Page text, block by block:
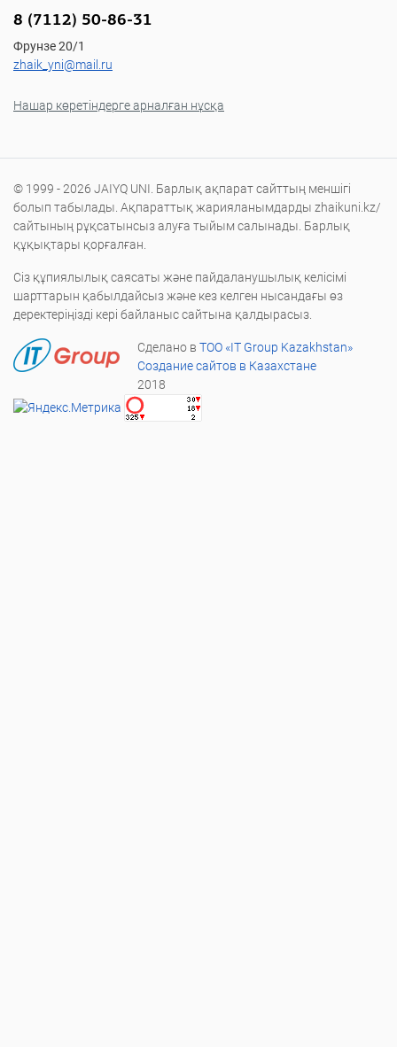
8 (7112) 50-86-31
Фрунзе 20/1
zhaik_yni@mail.ru
Нашар көретіндерге арналған нұсқа
© 1999 - 2026 JAIYQ UNI. Барлық ақпарат сайттың меншігі
болып табылады. Ақпараттық жарияланымдарды zhaikuni.kz/
сайтының рұқсатынсыз алуға тыйым салынады. Барлық
құқықтары қорғалған.
Сіз құпиялылық саясаты және пайдаланушылық келісімі
шарттарын қабылдайсыз және кез келген нысандағы өз
деректеріңізді кері байланыс сайтына қалдырасыз.
Сделано в ТОО «IT Group Kazakhstan»
Создание сайтов в Казахстане
2018